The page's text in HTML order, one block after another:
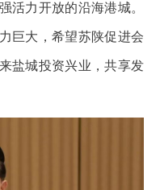
活力开放的沿海港城。
巨大，希望苏陕促进会
盐城投资兴业，共享发